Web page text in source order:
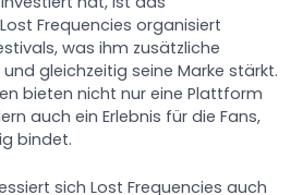
Frequencies organisiert
was ihm zusätzliche
gleichzeitig seine Marke stärkt.
bieten nicht nur eine Plattform
auch ein Erlebnis für die Fans,
bindet.
sich Lost Frequencies auch